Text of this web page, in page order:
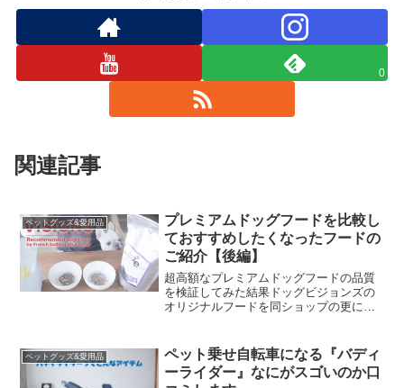
0
関連記事
ペットグッズ&愛用品
プレミアムドッグフードを比較し
ておすすめしたくなったフードの
ご紹介【後編】
超高額なプレミアムドッグフードの品質
を検証してみた結果ドッグビジョンズの
オリジナルフードを同ショップの更にグ
グフードを比較しておすすめしたくなっ
たフードのご紹介【前編】...
ペットグッズ&愛用品
ペット乗せ自転車になる『バディ
ーライダー』なにがスゴいのか口